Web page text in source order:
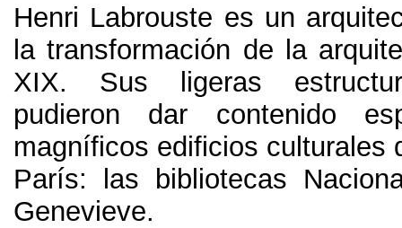
Henri Labrouste es un
la transformación de la
XIX. Sus ligeras
pudieron dar contenido
magníficos edificios culturales
París: las bibliotecas
Genevieve.